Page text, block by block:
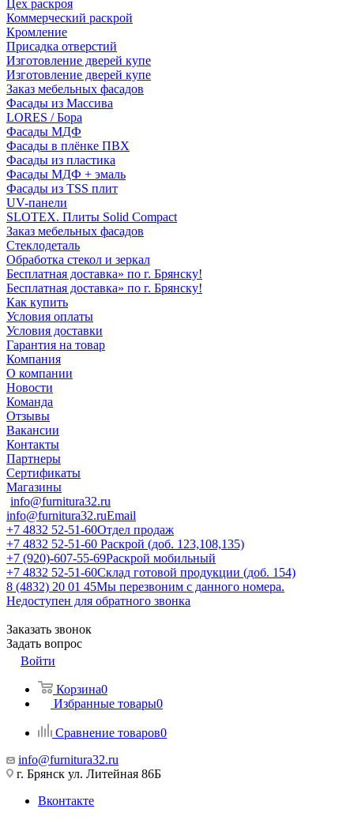
Цех раскроя
Коммерческий раскрой
Кромление
Присадка отверстий
Изготовление дверей купе
Изготовление дверей купе
Заказ мебельных фасадов
Фасады из Массива
LORES / Бора
Фасады МДФ
Фасады в плёнке ПВХ
Фасады из пластика
Фасады МДФ + эмаль
Фасады из TSS плит
UV-панели
SLOTEX. Плиты Solid Compact
Заказ мебельных фасадов
Стеклодеталь
Обработка стекол и зеркал
Бесплатная доставка» по г. Брянску!
Бесплатная доставка» по г. Брянску!
Как купить
Условия оплаты
Условия доставки
Гарантия на товар
Компания
О компании
Новости
Команда
Отзывы
Вакансии
Контакты
Партнеры
Сертификаты
Магазины
info@furnitura32.ru
info@furnitura32.ruEmail
+7 4832 52-51-60Отдел продаж
+7 4832 52-51-60 Раскрой (доб. 123,108,135)
+7 (920)-607-55-69Раскрой мобильный
+7 4832 52-51-60Склад готовой продукции (доб. 154)
8 (4832) 20 01 45Мы перезвоним с данного номера.
Недоступен для обратного звонка
Заказать звонок
Задать вопрос
Войти
Корзина0
Избранные товары0
Сравнение товаров0
info@furnitura32.ru
г. Брянск ул. Литейная 86Б
Вконтакте